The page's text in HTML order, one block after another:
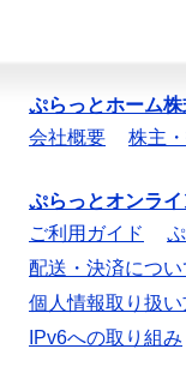
ぷらっとホーム
会社概要
株主
ぷらっとオンライ
ご利用ガイド
配送・決済につい
個人情報取り扱
IPv6への取り組み